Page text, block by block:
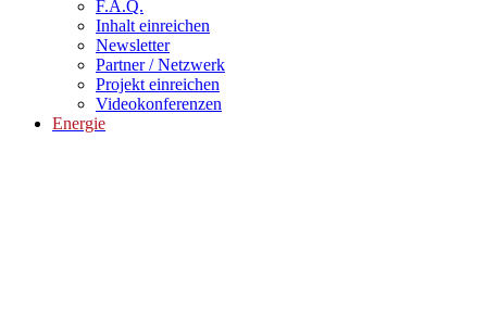
F.A.Q.
Inhalt einreichen
Newsletter
Partner / Netzwerk
Projekt einreichen
Videokonferenzen
Energie